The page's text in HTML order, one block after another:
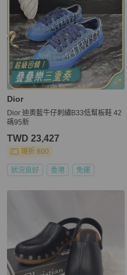
Dior
Dior 迪奧藍牛仔刺繡B33低幫板鞋 42
碼95新
TWD 23,427
現折 800
狀況良好 香港 免運